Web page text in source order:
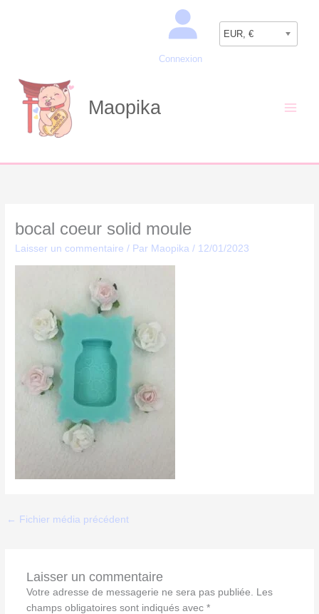
Connexion
EUR, €
Maopika
bocal coeur solid moule
Laisser un commentaire / Par Maopika/ 12/01/2023
← Fichier média précédent
Laisser un commentaire
Votre adresse de messagerie ne sera pas publiée.
Les
champs obligatoires sont indiqués avec *
Recherche